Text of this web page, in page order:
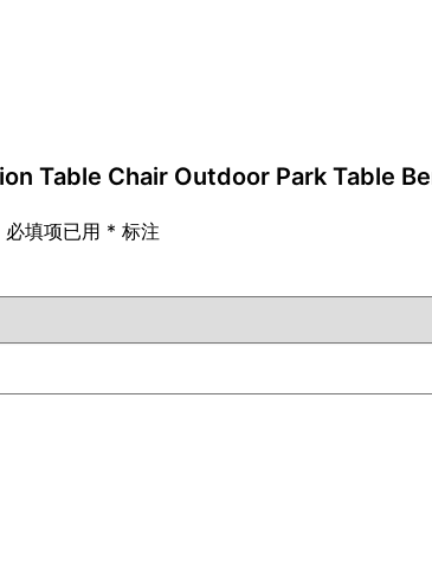
Table Chair Outdoor Park Table
必填项已用 * 标注